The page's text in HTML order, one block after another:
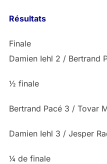
Résultats
Finale
Damien Iehl 2 / Bertrand
½ finale
Bertrand Pacé 3 / Tovar
Damien Iehl 3 / Jesper
¼ de finale